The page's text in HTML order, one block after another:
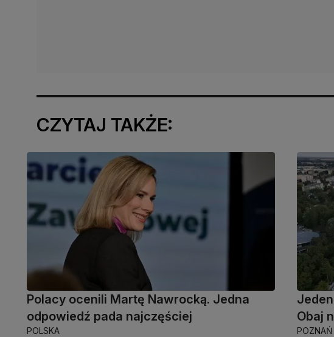
CZYTAJ TAKŻE:
Polacy ocenili Martę Nawrocką. Jedna
odpowiedź pada najczęściej
POLSKA
Obaj
POZNAŃ